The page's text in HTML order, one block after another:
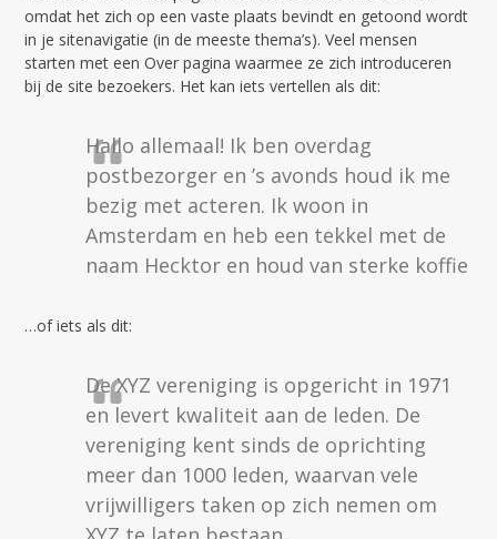
omdat het zich op een vaste plaats bevindt en getoond wordt
in je sitenavigatie (in de meeste thema’s). Veel mensen
starten met een Over pagina waarmee ze zich introduceren
bij de site bezoekers. Het kan iets vertellen als dit:
Hallo allemaal! Ik ben overdag
postbezorger en ’s avonds houd ik me
bezig met acteren. Ik woon in
Amsterdam en heb een tekkel met de
naam Hecktor en houd van sterke koffie
…of iets als dit:
De XYZ vereniging is opgericht in 1971
en levert kwaliteit aan de leden. De
vereniging kent sinds de oprichting
meer dan 1000 leden, waarvan vele
vrijwilligers taken op zich nemen om